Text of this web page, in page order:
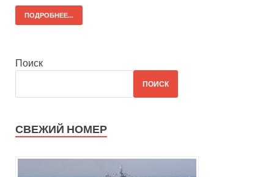
ПОДРОБНЕЕ...
Поиск
ПОИСК
СВЕЖИЙ НОМЕР